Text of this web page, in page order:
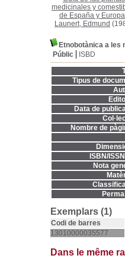
medicinales y
de España y Europa
Launert, Edmund
Etnobotànica a les
Públic
ISBD
Tipus de
Data de
Nombre de
ISBN/
Nota
Exemplars (1)
Codi de barres
13010000035577
Dans le même